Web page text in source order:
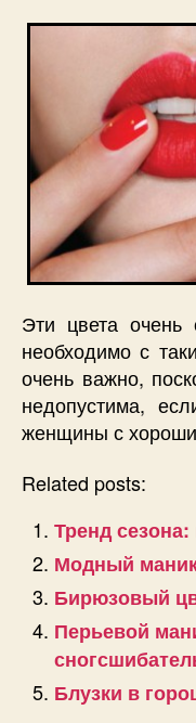
Эти цвета очень
необходимо с
очень важно,
недопустима,
женщины с
Related posts:
Тренд
Модный
Бирюзовый
Перьевой
Блузки в